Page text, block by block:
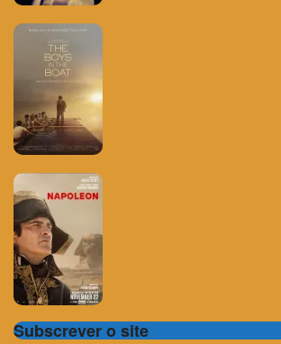
Subscrever o site